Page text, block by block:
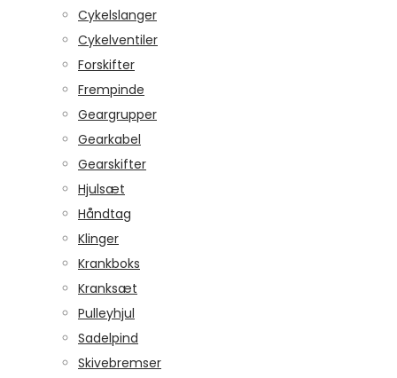
Cykelslanger
Cykelventiler
Forskifter
Frempinde
Geargrupper
Gearkabel
Gearskifter
Hjulsæt
Håndtag
Klinger
Krankboks
Kranksæt
Pulleyhjul
Sadelpind
Skivebremser